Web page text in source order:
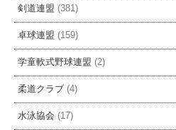
剣道連盟 (381)
卓球連盟 (159)
学童軟式野球連盟 (2)
柔道クラブ (4)
水泳協会 (17)